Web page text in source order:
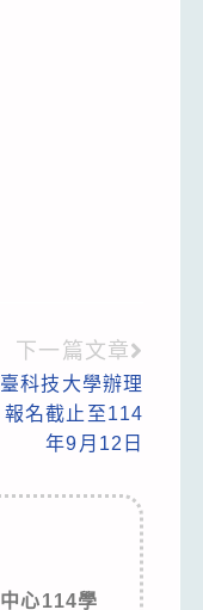
下一篇文章
科技大學辦理
名截止至114
年9月12日
心114學